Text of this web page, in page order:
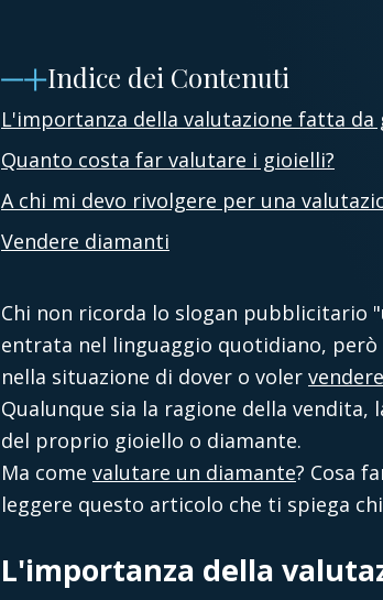
Indice dei Contenuti
L'importanza della valutazione fatta
Quanto costa far valutare i gioielli?
A chi mi devo rivolgere per una
Vendere diamanti
Chi non ricorda lo slogan pubblicitario
entrata nel linguaggio quotidiano,
nella situazione di dover o voler
Qualunque sia la ragione della
del proprio gioiello o diamante.
Ma come valutare un diamante? Cosa
leggere questo articolo che ti spiega
L'importanza della